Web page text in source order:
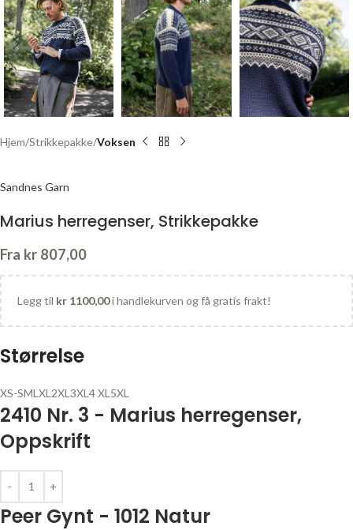
Hjem Strikkepakke Voksen
Sandnes Garn
Marius herregenser, Strikkepakke
Fra kr 807,00
Legg til kr 1100,00i handlekurven og få gratis frakt!
Størrelse
XS-SML XL 2XL 3XL 4 XL 5XL
2410 Nr. 3 - Marius herregenser,
Oppskrift
Peer Gynt - 1012 Natur